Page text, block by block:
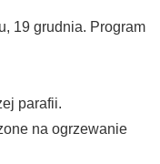
19 grudnia. Program
parafii.
na ogrzewanie